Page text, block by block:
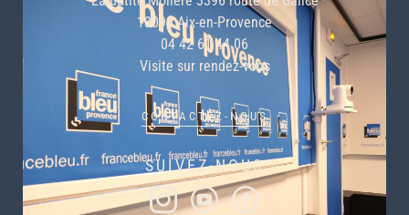
13090 Aix-en-Provence
04 42 61 44 06
Visite sur rendez-vous
CONTACTEZ-NOUS
SUIVEZ-NOUS